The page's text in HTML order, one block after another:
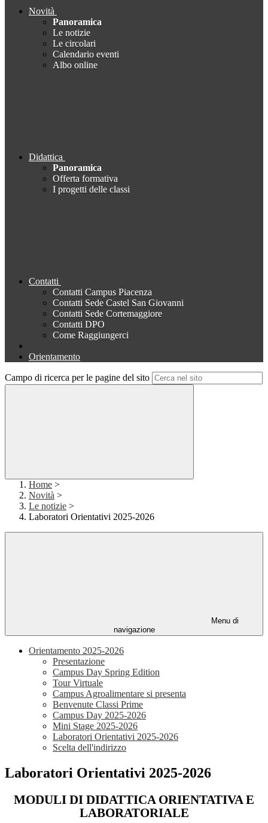
Novità
Panoramica
Le notizie
Le circolari
Calendario eventi
Albo online
Didattica
Panoramica
Offerta formativa
I progetti delle classi
Contatti
Contatti Campus Piacenza
Contatti Sede Castel San Giovanni
Contatti Sede Cortemaggiore
Contatti DPO
Come Raggiungerci
Orientamento
Campo di ricerca per le pagine del sito
Home >
Novità >
Le notizie >
Laboratori Orientativi 2025-2026
Menu di
navigazione
Orientamento 2025-2026
Presentazione
Campus Day Spring Edition
Tour Virtuale
Campus Agroalimentare si presenta
Benvenute Classi Prime
Campus Day 2025-2026
Mini Stage 2025-2026
Laboratori Orientativi 2025-2026
Scelta dell'indirizzo
Laboratori Orientativi 2025-2026
MODULI DI DIDATTICA ORIENTATIVA E
LABORATORIALE